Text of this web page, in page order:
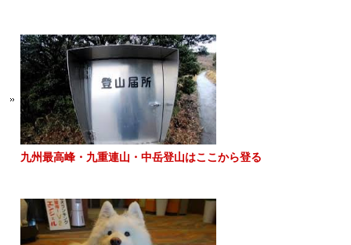
九州最高峰・九重連山・中岳登山はここから登る